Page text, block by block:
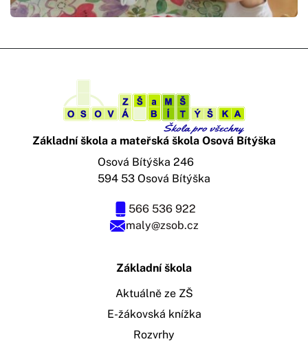
Základní škola a mateřská škola Osová Bítýška
maly@zsob.cz
566 536 922
Osová Bítýška 246
594 53 Osová Bítýška
Základní škola
Aktuálně ze ZŠ
E-žákovská knížka
Rozvrhy